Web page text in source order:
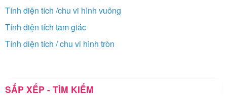
Tính diện tích /chu vi hình vuông
Tính diện tích tam giác
Tính diện tích / chu vi hình tròn
SẮP XẾP - TÌM KIẾM